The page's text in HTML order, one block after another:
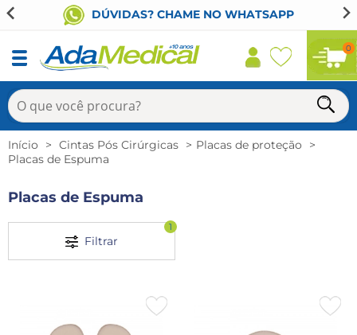
DÚVIDAS? CHAME NO WHATSAPP
0
Início Cintas Pós Cirúrgicas
Placas de proteção
Placas de Espuma
Placas de Espuma
Filtrar
1